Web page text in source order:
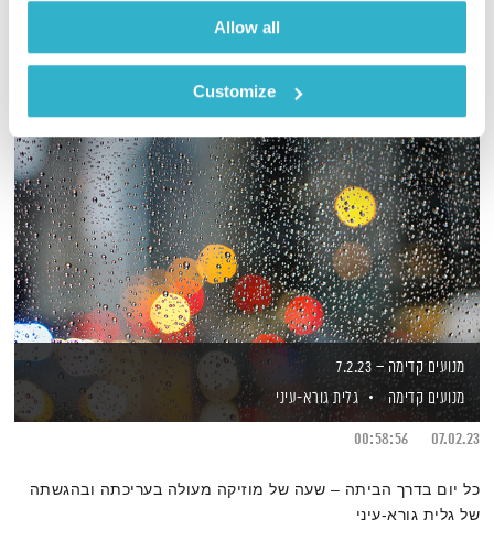
Allow all
Customize
מנועים קדימה – 7.2.23
מנועים קדימה
גלית גורא-עיני
07.02.23
00:58:56
כל יום בדרך הביתה – שעה של מוזיקה מעולה בעריכתה ובהגשתה
של גלית גורא-עיני